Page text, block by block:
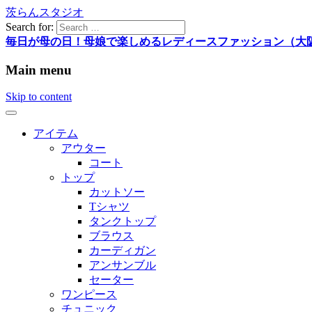
茨らんスタジオ
Search for:
毎日が母の日！母娘で楽しめるレディースファッション（大
Main menu
Skip to content
アイテム
アウター
コート
トップ
カットソー
Tシャツ
タンクトップ
ブラウス
カーディガン
アンサンブル
セーター
ワンピース
チュニック